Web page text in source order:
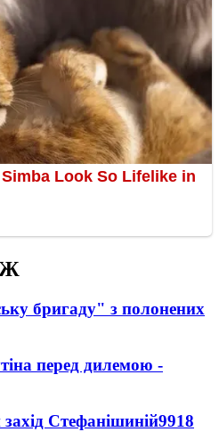
бригаду" з полонених
перед дилемою -
Стефанішиній9918